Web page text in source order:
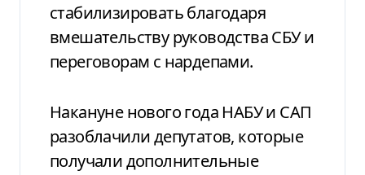
стабилизировать благодаря
вмешательству руководства СБУ и
переговорам с нардепами.
Накануне нового года НАБУ и САП
разоблачили депутатов, которые
получали дополнительные